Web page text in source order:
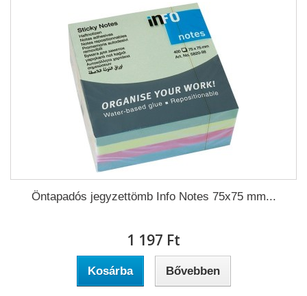
Öntapadós jegyzettömb Info Notes 75x75 mm...
1 197 Ft‎
Kosárba Bővebben